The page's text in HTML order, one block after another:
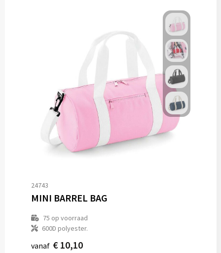
24743
MINI BARREL BAG
75 op voorraad
600D polyester.
vanaf € 10,10